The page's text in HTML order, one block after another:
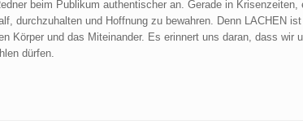
beim Publikum authentischer an. Gerade in Krisenzeiten,
durchzuhalten und Hoffnung zu bewahren. Denn LACHEN
Körper und das Miteinander. Es erinnert uns daran, dass wir
dürfen.